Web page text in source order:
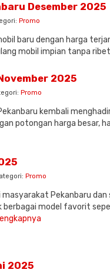
Desember 2025
Promo
baru dengan harga
mobil impian tanpa
2025
Promo
kembali
potongan harga besar,
Promo
Pekanbaru
model favorit
2025